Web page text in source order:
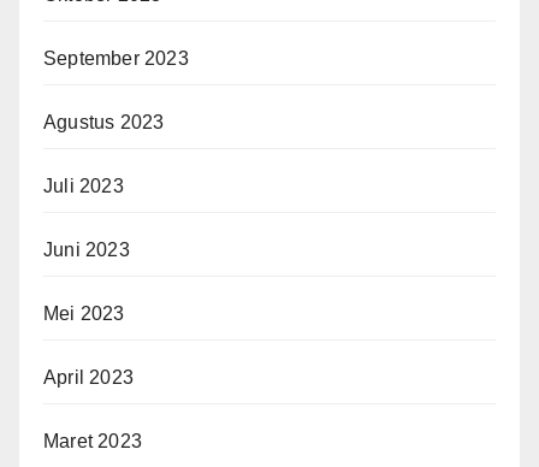
September 2023
Agustus 2023
Juli 2023
Juni 2023
Mei 2023
April 2023
Maret 2023